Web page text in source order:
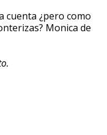
cuenta ¿pero como
Monica de